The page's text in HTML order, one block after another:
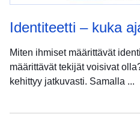
Identiteetti – kuka
Miten ihmiset määrittävät
määrittävät tekijät voisivat
kehittyy jatkuvasti. Samalla ...